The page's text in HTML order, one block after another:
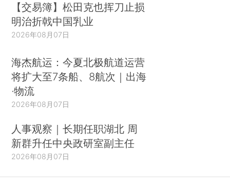
【交易簿】松田克也挥刀止损
明治折戟中国乳业
2026年08月07日
海杰航运：今夏北极航道运营
将扩大至7条船、8航次｜出海
·物流
2026年08月07日
人事观察｜长期任职湖北 周
新群升任中央政研室副主任
2026年08月07日